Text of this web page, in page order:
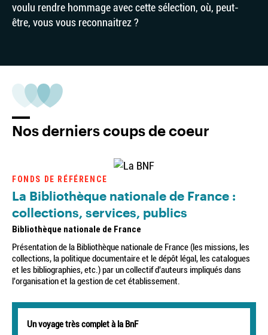
voulu rendre hommage avec cette sélection, où, peut-
être, vous vous reconnaitrez ?
Nos derniers coups de coeur
FONDS DE RÉFÉRENCE
La Bibliothèque nationale de France :
collections, services, publics
Bibliothèque nationale de France
Présentation de la Bibliothèque nationale de France (les missions, les
collections, la politique documentaire et le dépôt légal, les catalogues
et les bibliographies, etc.) par un collectif d'auteurs impliqués dans
l'organisation et la gestion de cet établissement.
Un voyage très complet à la BnF